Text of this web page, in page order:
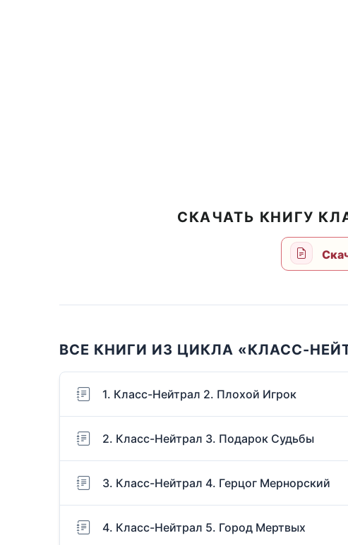
СКАЧАТЬ КНИГУ
ВСЕ КНИГИ ИЗ ЦИКЛА «КЛАСС-
1. Класс-Нейтрал 2. Плохой Игрок
2. Класс-Нейтрал 3. Подарок Судьбы
3. Класс-Нейтрал 4. Герцог Мернорский
4. Класс-Нейтрал 5. Город Мертвых